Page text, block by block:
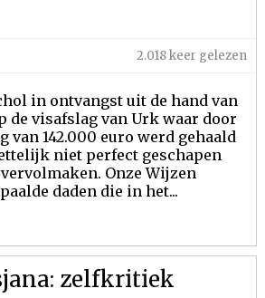
2.018 keer gelezen
in ontvangst uit de hand van
de visafslag van Urk waar door
van 142.000 euro werd gehaald
niet perfect geschapen
Onze Wijzen
daden die in het...
zelfkritiek